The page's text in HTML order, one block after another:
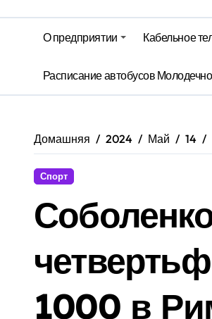
Гороскоп на 6
Молодечно.
Молодечно.
О предприятии Кабельное
Расписание автобусов Молодечно
Домашняя 2024 Май 14
Спорт
1000 в